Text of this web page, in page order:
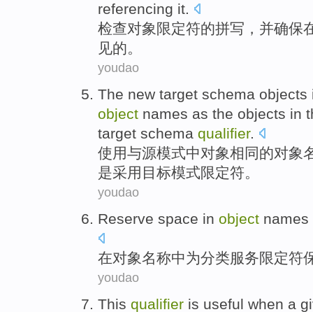
referencing it.
检查对象 限定符的拼写 ， 并确保
见的。
youdao
The new target schema objects
object names as the objects in
target schema qualifier.
使用与源模式中对象相同的对象
是采用 目标模式限定符。
youdao
Reserve space in object names
在对象名称中为分类服务限定符
youdao
This qualifier is useful when a